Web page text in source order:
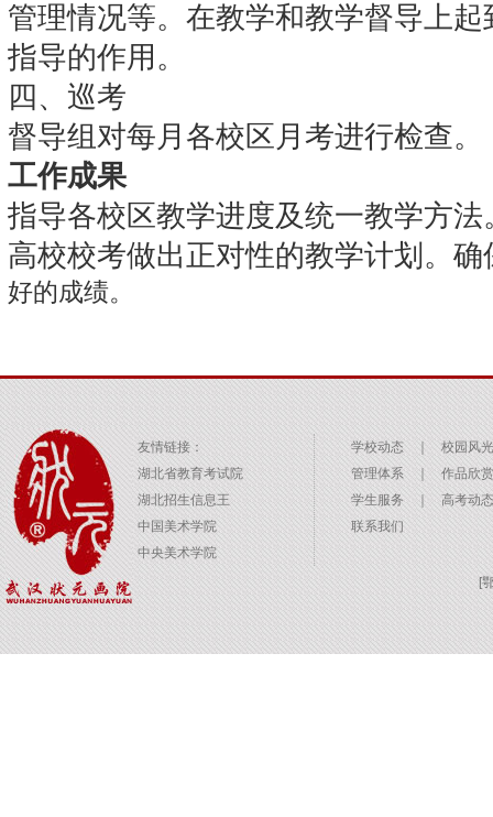
管理情况等。在教学和教学督导上
指导的作用。
四、巡考
督导组对每月各校区月考进行检查。
工作成果
指导各校区教学进度及统一教学方
高校校考做出正对性的教学计划。
好的成绩。
友情链接：
湖北省教育考试院
湖北招生信息王
中国美术学院
中央美术学院
学校动态 ｜
校园风光
管理体系
｜ 作品欣赏
学生服务
｜ 高考动态
联系我们
[